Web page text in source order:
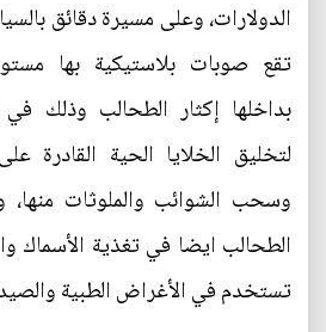
الدولارات، وعلى مسيرة دقائق
تقع صوبات بلاستيكية بها
بداخلها إكثار الطحالب وذلك
لتخليق الخلايا الحية القادرة
وسحب الشوائب والملوثات
الطحالب ايضا في تغذية الأسماك
تستخدم في الأغراض الطبية